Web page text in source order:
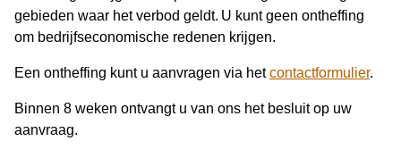
gebieden waar het verbod geldt. U kunt geen ontheffing
om bedrijfseconomische redenen krijgen.
Een ontheffing kunt u aanvragen via hetcontactformulier.
Binnen 8 weken ontvangt u van ons het besluit op uw
aanvraag.